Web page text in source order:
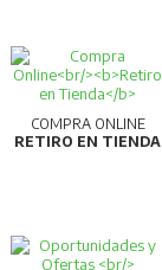
COMPRA ONLINE
RETIRO EN TIENDA